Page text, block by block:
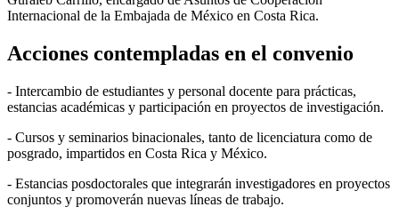
Internacional de la Embajada de México en Costa Rica.
Acciones contempladas en el convenio
- Intercambio de estudiantes y personal docente para prácticas,
estancias académicas y participación en proyectos de investigación.
- Cursos y seminarios binacionales, tanto de licenciatura como de
posgrado, impartidos en Costa Rica y México.
- Estancias posdoctorales que integrarán investigadores en proyectos
conjuntos y promoverán nuevas líneas de trabajo.